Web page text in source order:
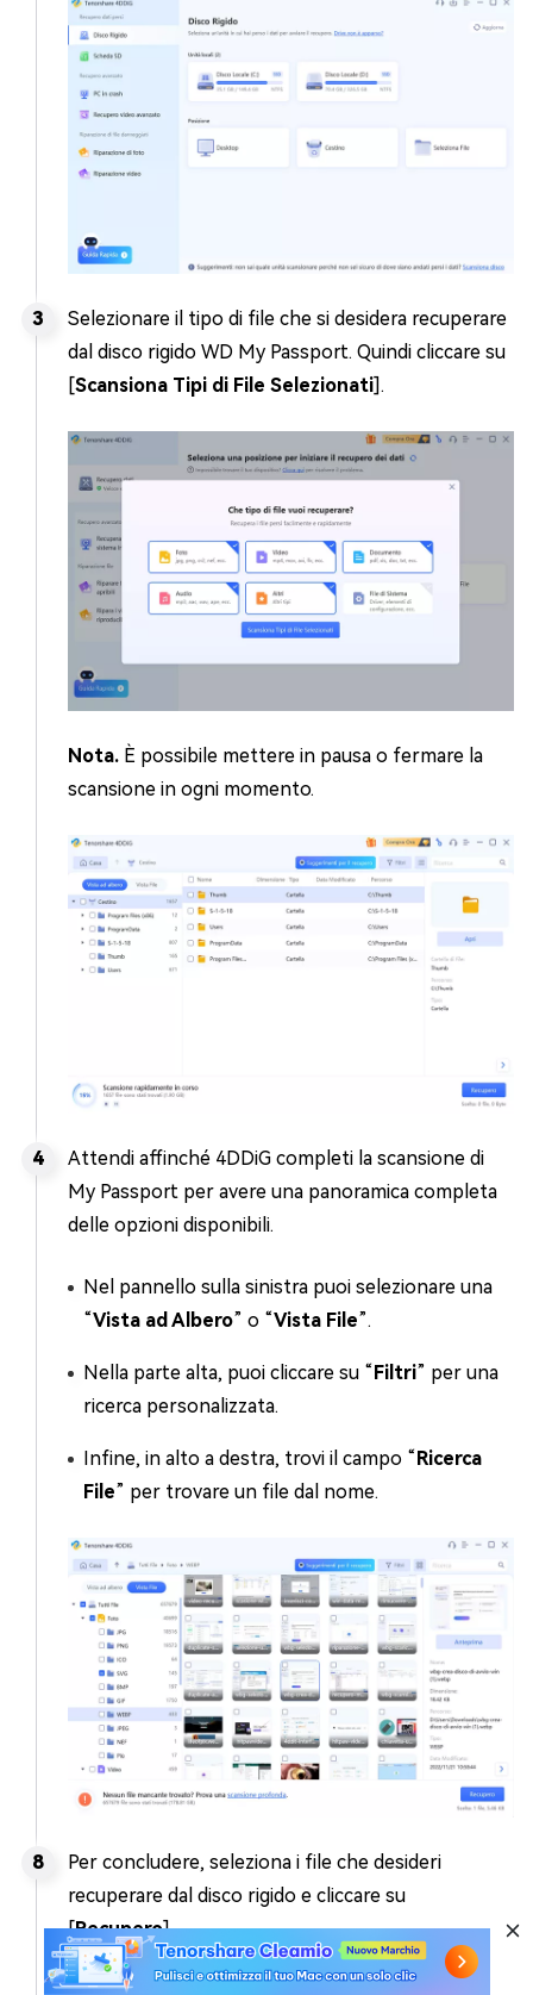
Selezionare il tipo di file che si desidera recuperare
dal disco rigido WD My Passport. Quindi cliccare su
[Scansiona Tipi di File Selezionati].
Nota. È possibile mettere in pausa o fermare la
scansione in ogni momento.
Attendi affinché 4DDiG completi la scansione di
My Passport per avere una panoramica completa
delle opzioni disponibili.
Nel pannello sulla sinistra puoi selezionare una
“Vista ad Albero” o “Vista File”.
Nella parte alta, puoi cliccare su “Filtri” per una
ricerca personalizzata.
Infine, in alto a destra, trovi il campo “Ricerca
File” per trovare un file dal nome.
Per concludere, seleziona i file che desideri
recuperare dal disco rigido e cliccare su
[Recupero].
È il pannello dove sono elencati i tipi di file